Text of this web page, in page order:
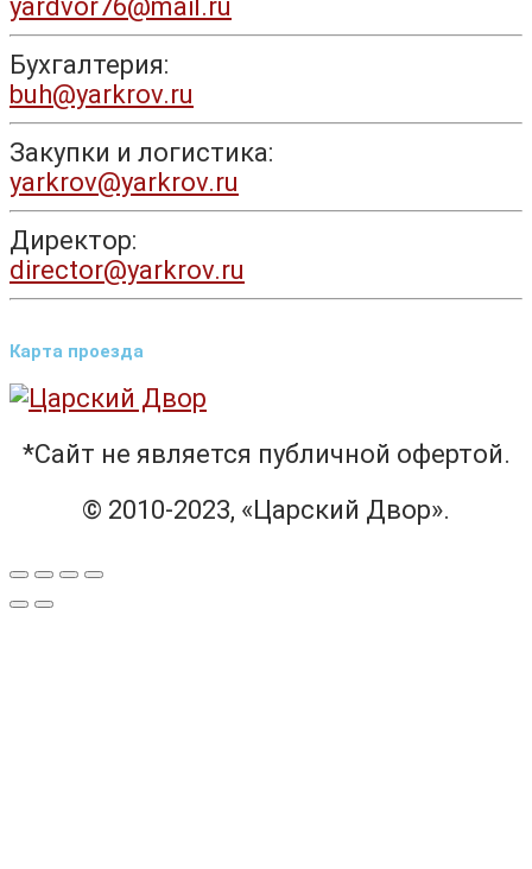
yardvor76@mail.ru
Бухгалтерия:
buh@yarkrov.ru
Закупки и логистика:
yarkrov@yarkrov.ru
Директор:
director@yarkrov.ru
Карта проезда
*Сайт не является публичной офертой.
© 2010-2023, «Царский Двор».